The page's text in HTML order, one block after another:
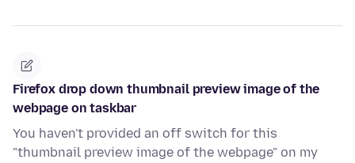
Firefox drop down thumbnail preview image of the
webpage on taskbar
You haven't provided an off switch for this
"thumbnail preview image of the webpage" on my